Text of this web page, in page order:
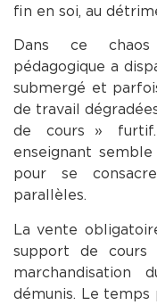
fin en soi, au
Dans ce chaos
pédagogique a
submergé et
de travail
de cours »
enseignant
pour se
parallèles.
La vente
support de cours
démunis. Le temps